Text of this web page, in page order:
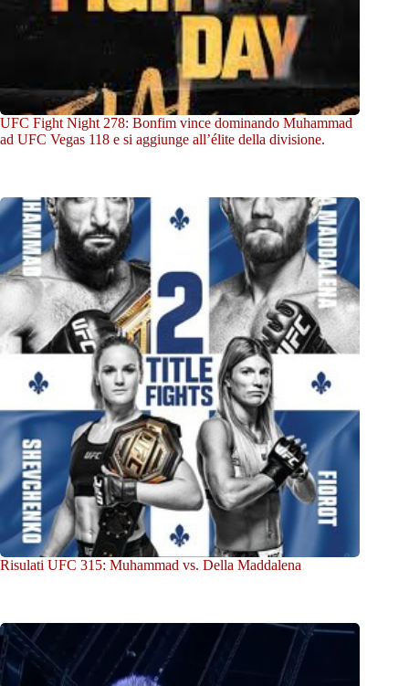
UFC Fight Night 278: Bonfim vince dominando Muhammad
ad UFC Vegas 118 e si aggiunge all’élite della divisione.
Risulati UFC 315: Muhammad vs. Della Maddalena